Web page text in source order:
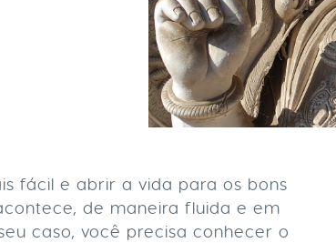
fácil e abrir a vida para os bons
de maneira fluida e em
caso, você precisa conhecer o